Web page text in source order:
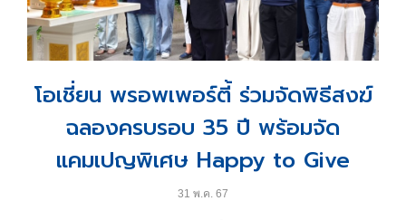
ไรส์ 8 ชั้น จำนวน 223 ยูนิต
⬤โอเชี่ยน แกรนด์ เรสซิเดนซ์ - ขอนแก่น
คอนโดมิเนียมโลว์ไรส์ 8 ชั้น จำนวน 237 ยูนิต
อาคารพาณิชย์ รวม 187 หลัง
กลุ่มธุรกิจบริการ
โอเชี่ยน มารีน่า จอมเทียน : ท่าจอดเรือยอช์ทมาตร
ทาวน์โฮม Type B: Tide
- ทาวน์โฮม 2 ชั้น
- ขนาดพื้นที่เริ่มต้น 20.70 ตารางวา
- พื้นที่ใช้สอย 155 ตารางเมตร
- 3 ห้องนอน 3 ห้องน้ำ 1 ห้องอเนกประสงค์
- จอดรถได้ 2 คัน
อาคารพาณิชย์ Type C: Crest
โอเชี่ยน พรอพเพอร์ตี้ ร่วมจัดพิธีสงฆ์
ฉลองครบรอบ 35 ปี พร้อมจัด
แคมเปญพิเศษ Happy to Give
31 พ.ค. 67